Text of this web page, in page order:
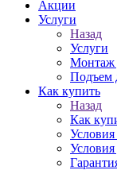
Акции
Услуги
Назад
Услуги
Монтаж
Подъем
Как купить
Назад
Как
Условия